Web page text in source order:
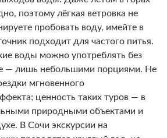
поэтому лёгкая ветровка не
пробовать воду, имейте в
подходит для частого питья.
воды можно употреблять без
— лишь небольшими порциями. Не
мгновенного
ценность таких туров — в
природными объектами и
В Сочи экскурсии на